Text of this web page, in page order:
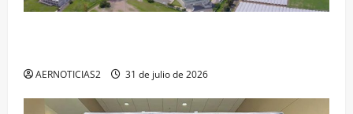
AERNOTICIAS2 31 de julio de 2026